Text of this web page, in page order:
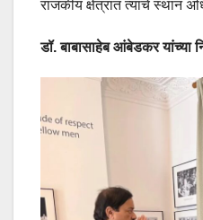
राजकीय क्षेत्रात त्यांचे स्थान
डॉ. बाबासाहेब आंबेडकर यांच्या